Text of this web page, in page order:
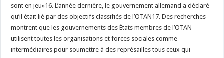
sont en jeu»16. L’année dernière, le gouvernement allemand a déclaré
qu’il était lié par des objectifs classifiés de l’OTAN17. Des recherches
montrent que les gouvernements des États membres de l’OTAN
utilisent toutes les organisations et forces sociales comme
intermédiaires pour soumettre à des représailles tous ceux qui